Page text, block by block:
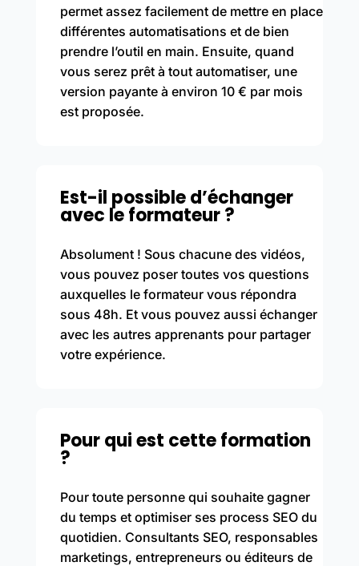
permet assez facilement de mettre en place
différentes automatisations et de bien
prendre l’outil en main. Ensuite, quand
vous serez prêt à tout automatiser, une
version payante à environ 10 € par mois
est proposée.
Est-il possible d’échanger
avec le formateur ?
Absolument ! Sous chacune des vidéos,
vous pouvez poser toutes vos questions
auxquelles le formateur vous répondra
sous 48h. Et vous pouvez aussi échanger
avec les autres apprenants pour partager
votre expérience.
Pour qui est cette formation
?
Pour toute personne qui souhaite gagner
du temps et optimiser ses process SEO du
quotidien. Consultants SEO, responsables
marketings, entrepreneurs ou éditeurs de